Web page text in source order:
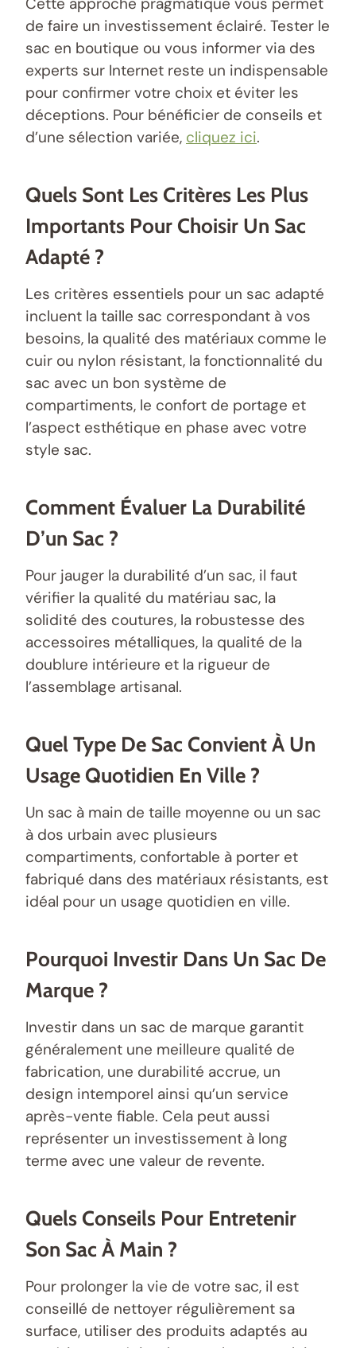
de faire un investissement éclairé. Tester le
sac en boutique ou vous informer via des
experts sur Internet reste un indispensable
pour confirmer votre choix et éviter les
déceptions. Pour bénéficier de conseils et
d’une sélection variée, cliquez ici.
Quels Sont Les Critères Les Plus
Importants Pour Choisir Un Sac
Adapté ?
Les critères essentiels pour un sac adapté
incluent la taille sac correspondant à vos
besoins, la qualité des matériaux comme le
cuir ou nylon résistant, la fonctionnalité du
sac avec un bon système de
compartiments, le confort de portage et
l’aspect esthétique en phase avec votre
style sac.
Comment Évaluer La Durabilité
D’un Sac ?
Pour jauger la durabilité d’un sac, il faut
vérifier la qualité du matériau sac, la
solidité des coutures, la robustesse des
accessoires métalliques, la qualité de la
doublure intérieure et la rigueur de
l’assemblage artisanal.
Quel Type De Sac Convient À Un
Usage Quotidien En Ville ?
Un sac à main de taille moyenne ou un sac
à dos urbain avec plusieurs
compartiments, confortable à porter et
fabriqué dans des matériaux résistants, est
idéal pour un usage quotidien en ville.
Pourquoi Investir Dans Un Sac De
Marque ?
Investir dans un sac de marque garantit
généralement une meilleure qualité de
fabrication, une durabilité accrue, un
design intemporel ainsi qu’un service
après-vente fiable. Cela peut aussi
représenter un investissement à long
terme avec une valeur de revente.
Quels Conseils Pour Entretenir
Son Sac À Main ?
Pour prolonger la vie de votre sac, il est
conseillé de nettoyer régulièrement sa
surface, utiliser des produits adaptés au